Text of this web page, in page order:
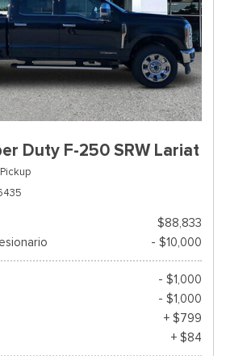
Duty F-250 SRW Lariat
$88,833
- $10,000
- $1,000
- $1,000
+ $799
+ $84